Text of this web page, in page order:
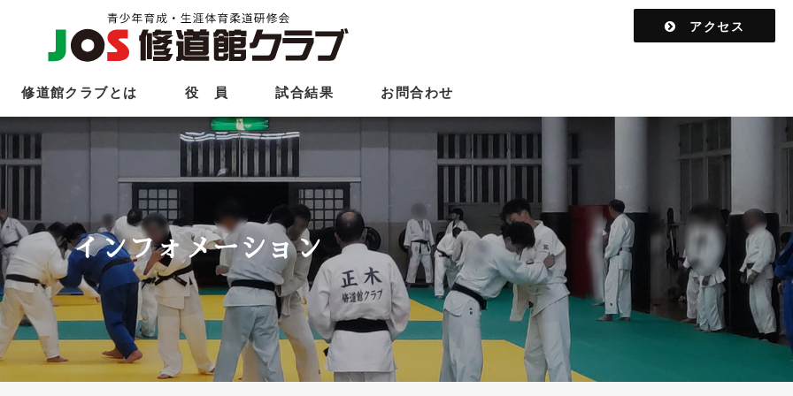
修道館クラブとは 役 員 試合結果 お問合わせ
アクセス
インフォメーション